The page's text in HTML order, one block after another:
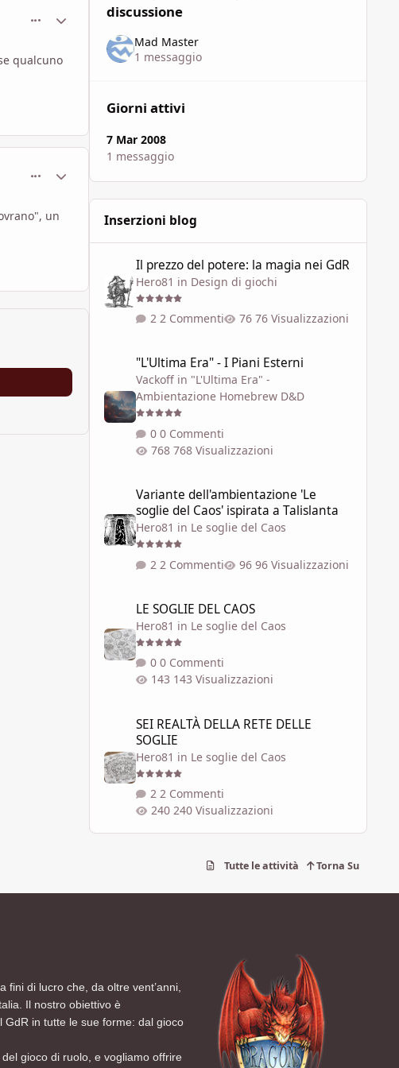
comment_449764
Statistiche Autore
qualcuno
un
discussione
Mad Master
1 messaggio
Giorni attivi
7 Mar 2008
1 messaggio
Inserzioni blog
Il prezzo del potere: la magia nei GdR
Hero81 in Design di giochi
2 Commenti 76 Visualizzazioni
"L'Ultima Era" - I Piani Esterni
Vackoffin "L'Ultima Era" -
Ambientazione Homebrew D&D
0 Commenti
768 Visualizzazioni
Variante dell'ambientazione 'Le
soglie del Caos' ispirata a Talislanta
Hero81 in Le soglie del Caos
2 Commenti 96 Visualizzazioni
LE SOGLIE DEL CAOS
Hero81 in Le soglie del Caos
0 Commenti
143 Visualizzazioni
SEI REALTÀ DELLA RETE DELLE
SOGLIE
Hero81 in Le soglie del Caos
2 Commenti
240 Visualizzazioni
Tutte le attività Torna Su
di lucro che, da oltre vent’anni,
Il nostro obiettivo è
in tutte le sue forme: dal gioco
gioco di ruolo, e vogliamo offrire